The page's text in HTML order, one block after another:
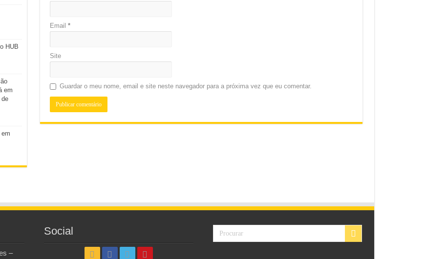
Email *
Site
Guardar o meu nome, email e site neste navegador para a próxima vez que eu comentar.
HUB
em
–
Social